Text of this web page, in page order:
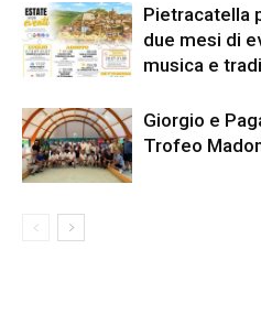
Pietracatella
due mesi di
musica e
Giorgio e
Trofeo